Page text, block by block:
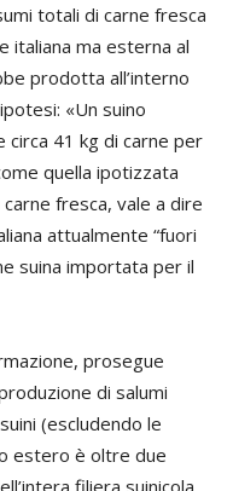
totali di carne fresca
italiana ma esterna al
prodotta all’interno
«Un suino
41 kg di carne per
quella ipotizzata
fresca, vale a dire
attualmente “fuori
suina importata per il
prosegue
di salumi
(escludendo le
estero è oltre due
filiera suinicola